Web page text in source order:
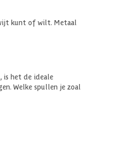
kunt of wilt. Metaal
is het de ideale
Welke spullen je zoal